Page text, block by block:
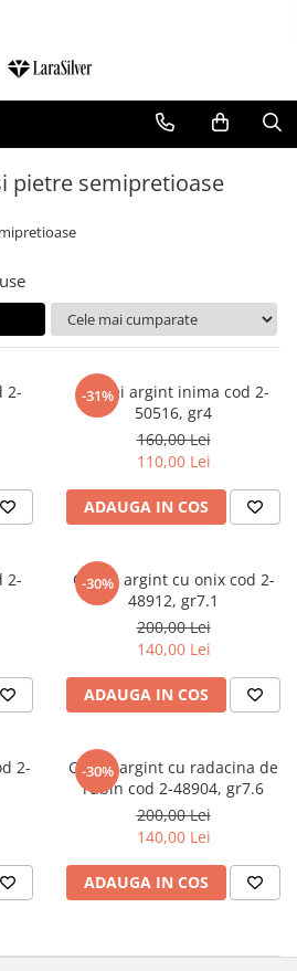
COPII
BARBATI
pietre semipretioase
2-
-31%
Cercei argint inima cod 2-
50516, gr4
160,00 Lei
110,00 Lei
ADAUGA IN COS
2-
-30%
Cercei argint cu onix cod 2-
48912, gr7.1
200,00 Lei
140,00 Lei
ADAUGA IN COS
2-
-30%
Cercei argint cu radacina de
rubin cod 2-48904, gr7.6
200,00 Lei
140,00 Lei
ADAUGA IN COS